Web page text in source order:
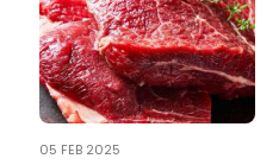
05 FEB 2025